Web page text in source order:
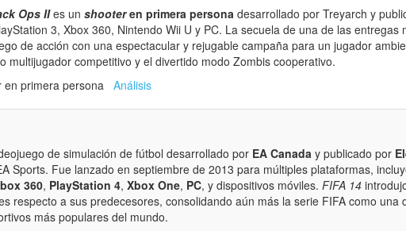
Ops IIes un shooteren primera persona desarrollado por Treyarch y
3, Xbox 360, Nintendo Wii U y PC. La secuela de una de las entregas
de acción con una espectacular y rejugable campaña para un jugador
multijugador competitivo y el divertido modo Zombis cooperativo.
en primera persona Análisis
de simulación de fútbol desarrollado por EA Canada y publicado por
Sports. Fue lanzado en septiembre de 2013 para múltiples plataformas,
360, PlayStation 4, Xbox One, PC, y dispositivos móviles. FIFA 14
respecto a sus predecesores, consolidando aún más la serie FIFA como una
más populares del mundo.